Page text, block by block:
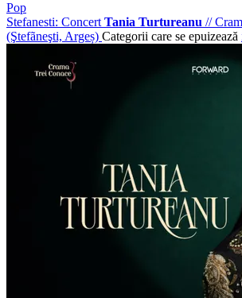
Pop
Stefanesti: Concert Tania Turtureanu //
(Ştefãneşti, Argeș) Categorii care se epuizează